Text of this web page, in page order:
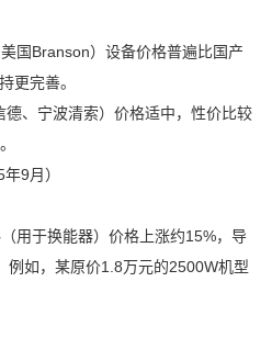
国Branson）设备价格普遍比国产
更完善。
、宁波清索）价格适中，性价比较
9月）
用于换能器）价格上涨约15%，导
例如，某原价1.8万元的2500W机型